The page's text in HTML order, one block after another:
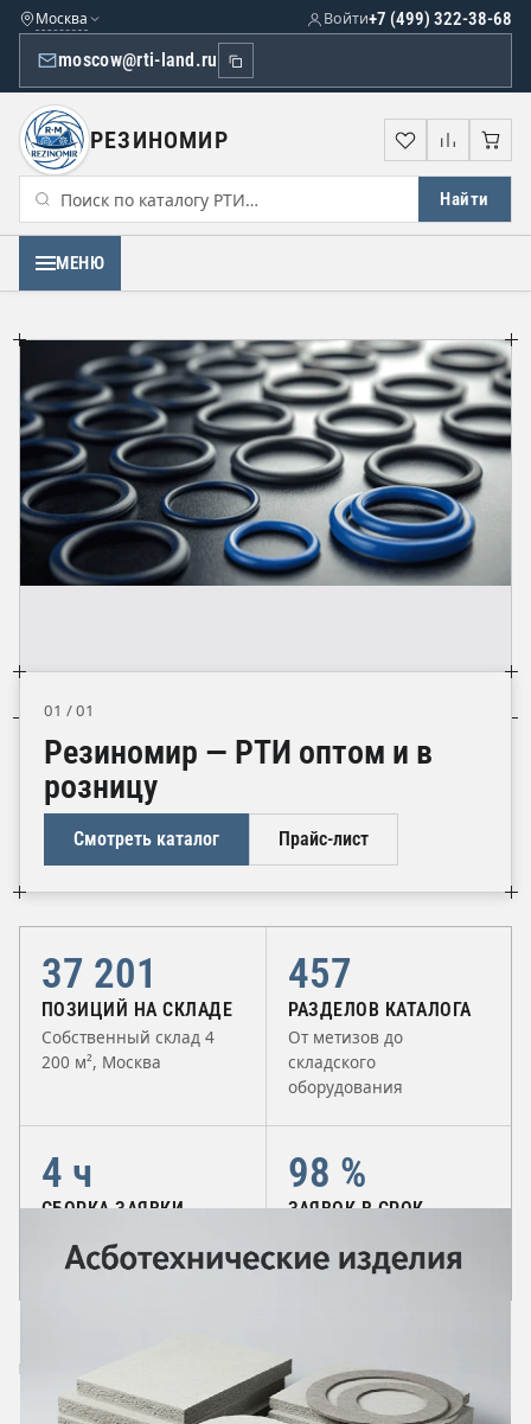
Москва
moscow@rti-land.ru
+7 (499) 322-38-68
Войти
РЕЗИНОМИР
Найти
Избранное
МЕНЮ
01 / 01
Резиномир — РТИ оптом и в
розницу
Смотреть каталог Прайс-лист
37 201
ПОЗИЦИЙ НА СКЛАДЕ
Собственный склад 4
200 м², Москва
457
РАЗДЕЛОВ КАТАЛОГА
От метизов до
складского
оборудования
4 ч
СБОРКА ЗАЯВКИ
до 15:00
98 %
ЗАЯВОК В СРОК
контрактов
КАТАЛОГ
Направления поставки ВЕСЬ КАТАЛОГ →